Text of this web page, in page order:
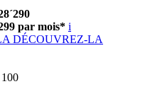
par mois* i
DÉCOUVREZ-LA